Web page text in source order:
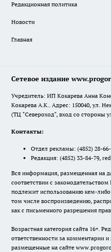
Редакционная политика
Новости
Главная
Сетевое издание
Учредитель: ИП Кокарева Анна
Кокарева А.К.. Адрес: 150040, ул.
(ТЦ "Североход", вход со стороны
Контакты:
Отдел рекламы: (4852) 28-
Редакция: (4852) 33-84-79,
Вся информация, размещенная на
соответствии с
подлежит использованию кем-
том числе воспроизведению,
как с письменного разрешения
Возрастная категория сайта 16+.
ответственности за комментарии
размещенные на сайте